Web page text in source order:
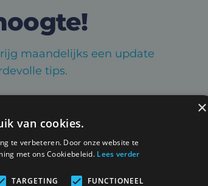
maandelijks een update
tips.
×
van cookies.
te verbeteren. Door onze website te
met ons Cookiebeleid. Lees verder
TARGETING FUNCTIONEEL